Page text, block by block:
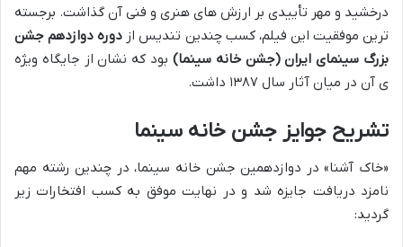
درخشید و مهر تأییدی بر ارزش های هنری و فنی آن گذاشت. برجسته
ترین موفقیت این فیلم، کسب چندین تندیس از دوره دوازدهم جشن
بزرگ سینمای ایران (جشن خانه سینما) بود که نشان از جایگاه ویژه
ی آن در میان آثار سال ۱۳۸۷ داشت.
تشریح جوایز جشن خانه سینما
«خاک آشنا» در دوازدهمین جشن خانه سینما، در چندین رشته مهم
نامزد دریافت جایزه شد و در نهایت موفق به کسب افتخارات زیر
گردید: